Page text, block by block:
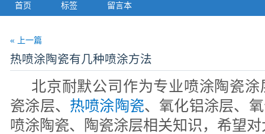
首页 标签 留言本
« 上一篇
热喷涂陶瓷有几种喷涂方法
北京耐默公司作为专业喷涂陶瓷
瓷涂层、 热喷涂陶瓷、氧化铝涂层、
喷涂陶瓷、陶瓷涂层相关知识，希望